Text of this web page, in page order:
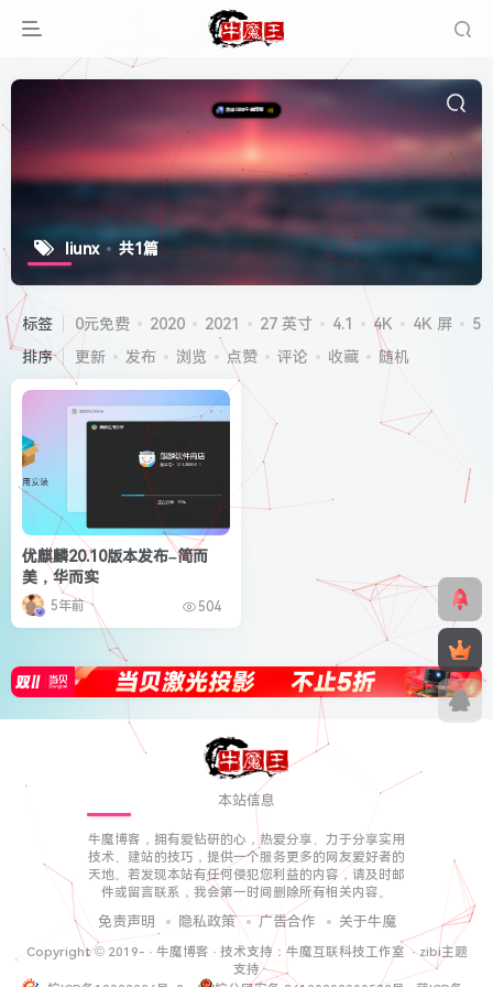
liunx 共1篇
标签 0元免费 2020 2021 27 英寸 4.1 4K 4K 屏
5G
排序
更新 发布 浏览 点赞 评论 收藏 随机
优麒麟20.10版本发布–简而
美，华而实
5年前 504
本站信息
牛魔博客，拥有爱钻研的心，热爱分享、力于分享实用
技术、建站的技巧，提供一个服务更多的网友爱好者的
天地。若发现本站有任何侵犯您利益的内容，请及时邮
件或留言联系，我会第一时间删除所有相关内容。
免责声明 隐私政策 广告合作 关于牛魔
Copyright © 2019- · 牛魔博客 · 技术支持： 牛魔互联科技工作室 ·zibi主题
支持